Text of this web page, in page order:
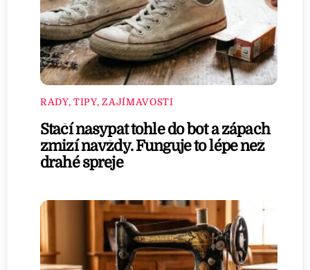
RADY, TIPY, ZAJÍMAVOSTI
Stačí nasypat tohle do bot a zápach
zmizí navždy. Funguje to lépe než
drahé spreje